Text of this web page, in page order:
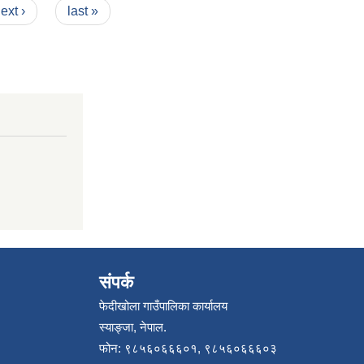
› last »
संपर्क
फेदीखोला गाउँपालिका कार्यालय
स्याङ्जा, नेपाल.
फोन: ९८५६०६६६०१, ९८५६०६६६०३